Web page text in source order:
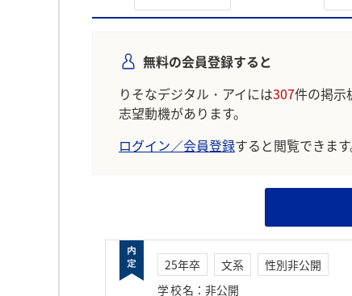
無料の会員登録すると
りそなデジタル・アイには307件の掲示
志望動機があります。
ログイン／会員登録すると閲覧できます
25年卒 文系
性別非公開
学校名 ： 非公開